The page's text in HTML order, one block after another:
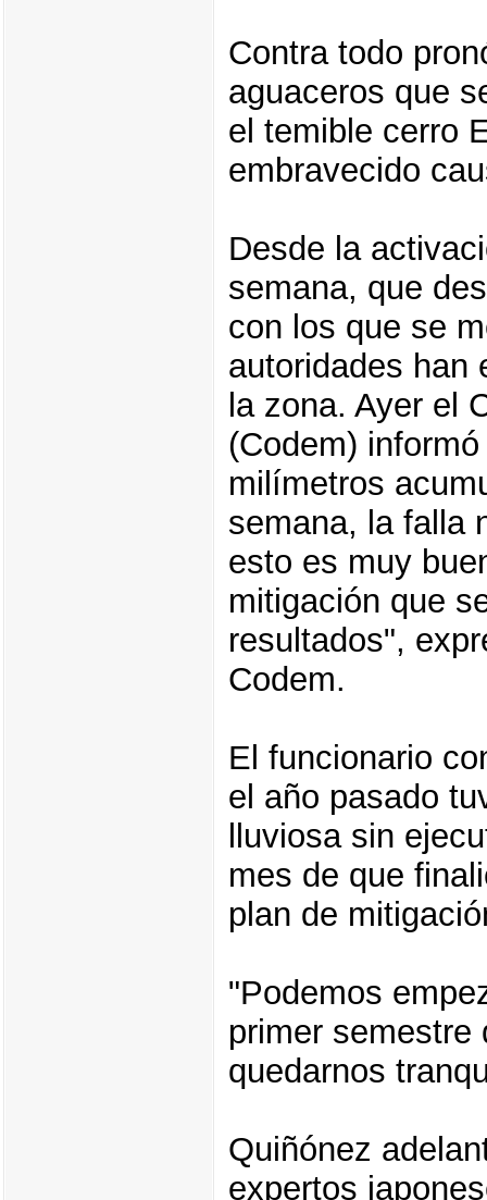
Contra todo
aguaceros que
el temible cerro
embravecido
Desde la
semana, que
con los que se
autoridades han
la zona. Ayer el
(Codem)
milímetros
semana, la falla
esto es muy
mitigación que
resultados",
Codem.
El funcionario
el año pasado
lluviosa sin
mes de que
plan de
"Podemos
primer semestre
quedarnos
Quiñónez
expertos